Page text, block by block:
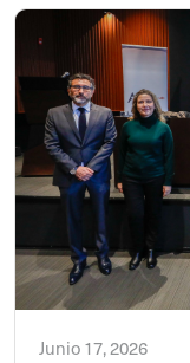
Junio 17, 2026